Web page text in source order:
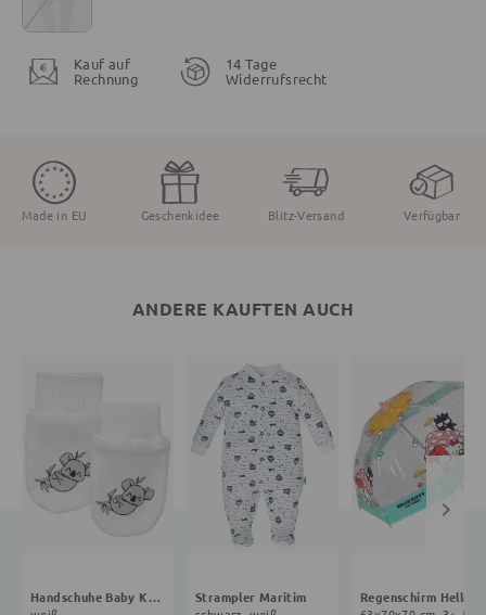
Kauf auf
Rechnung
14 Tage
Widerrufsrecht
Made in EU Geschenkidee Blitz-Versand Verfügbar
ANDERE KAUFTEN AUCH
Handschuhe Baby Koala
Strampler Maritim